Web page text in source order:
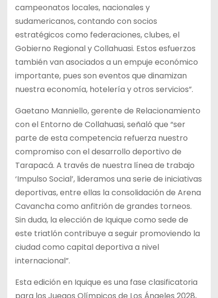
campeonatos locales, nacionales y
sudamericanos, contando con socios
estratégicos como federaciones, clubes, el
Gobierno Regional y Collahuasi. Estos esfuerzos
también van asociados a un empuje económico
importante, pues son eventos que dinamizan
nuestra economía, hotelería y otros servicios”.
Gaetano Manniello, gerente de Relacionamiento
con el Entorno de Collahuasi, señaló que “ser
parte de esta competencia refuerza nuestro
compromiso con el desarrollo deportivo de
Tarapacá. A través de nuestra línea de trabajo
‘Impulso Social’, lideramos una serie de iniciativas
deportivas, entre ellas la consolidación de Arena
Cavancha como anfitrión de grandes torneos.
Sin duda, la elección de Iquique como sede de
este triatlón contribuye a seguir promoviendo la
ciudad como capital deportiva a nivel
internacional”.
Esta edición en Iquique es una fase clasificatoria
para los Juegos Olímpicos de Los Ángeles 2028,